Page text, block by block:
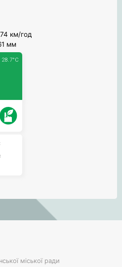
км/год
мм
міської ради